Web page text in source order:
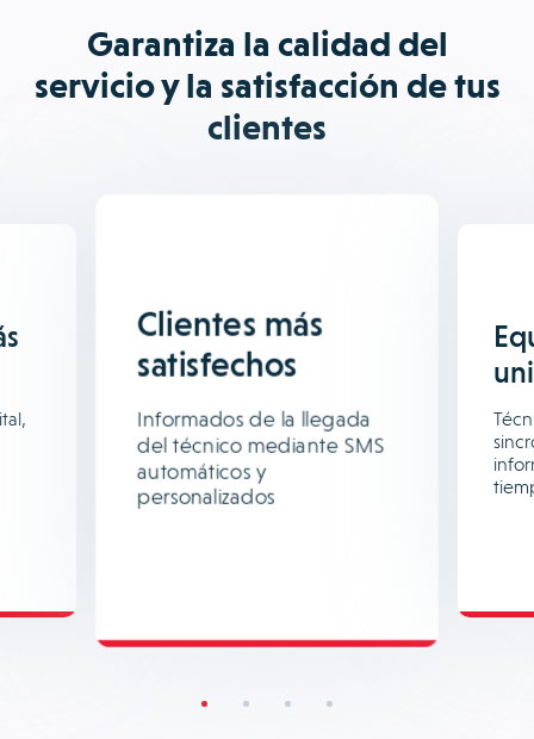
Garantiza la calidad del
servicio y la satisfacción de tus
clientes
Clientes más
satisfechos
Informados de la llegada
del técnico mediante SMS
automáticos y
personalizados